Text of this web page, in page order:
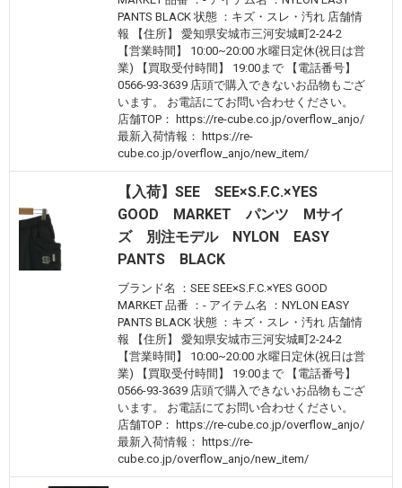
PANTS BLACK 状態 ：キズ・スレ・汚れ 店舗情
報 【住所】 愛知県安城市三河安城町2-24-2
【営業時間】 10:00~20:00 水曜日定休(祝日は営
業) 【買取受付時間】 19:00まで 【電話番号】
0566-93-3639 店頭で購入できないお品物もござ
います。 お電話にてお問い合わせください。
店舗TOP： https://re-cube.co.jp/overflow_anjo/
最新入荷情報： https://re-
cube.co.jp/overflow_anjo/new_item/
【入荷】SEE SEE×S.F.C.×YES
GOOD MARKET パンツ Mサイ
ズ 別注モデル NYLON EASY
PANTS BLACK
ブランド名 ：SEE SEE×S.F.C.×YES GOOD
MARKET 品番 ：- アイテム名 ：NYLON EASY
PANTS BLACK 状態 ：キズ・スレ・汚れ 店舗情
報 【住所】 愛知県安城市三河安城町2-24-2
【営業時間】 10:00~20:00 水曜日定休(祝日は営
業) 【買取受付時間】 19:00まで 【電話番号】
0566-93-3639 店頭で購入できないお品物もござ
います。 お電話にてお問い合わせください。
店舗TOP： https://re-cube.co.jp/overflow_anjo/
最新入荷情報： https://re-
cube.co.jp/overflow_anjo/new_item/